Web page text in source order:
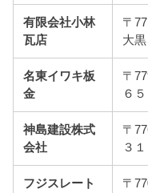
有限会社小林
瓦店
〒
大黒
名東イワキ板
金
〒
６
神島建設株式
会社
〒
３
フジスレート
〒